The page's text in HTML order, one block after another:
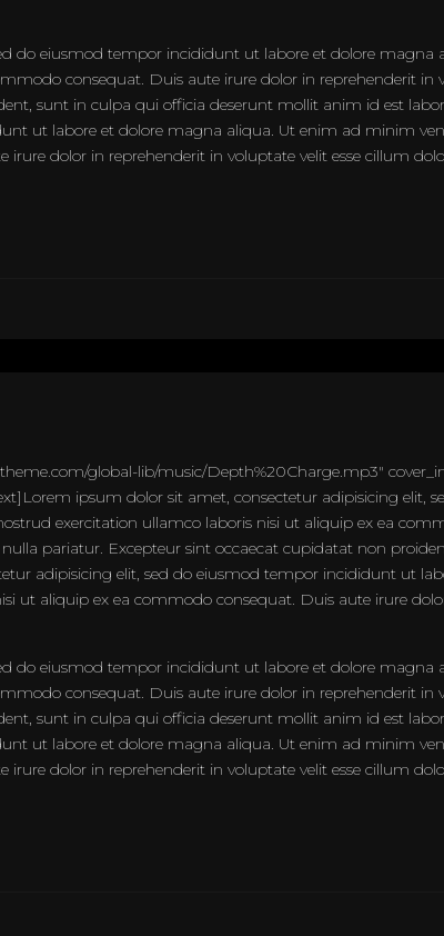
do eiusmod tempor incididunt ut labore et dolore
consequat. Duis aute irure dolor in reprehenderit in
sunt in culpa qui officia deserunt mollit anim id est
ut labore et dolore magna aliqua. Ut enim ad minim
dolor in reprehenderit in voluptate velit esse cillum
global-lib/music/Depth%20Charge.mp3″
ipsum dolor sit amet, consectetur adipisicing
exercitation ullamco laboris nisi ut aliquip ex ea
pariatur. Excepteur sint occaecat cupidatat non
adipisicing elit, sed do eiusmod tempor incididunt ut
ut aliquip ex ea commodo consequat. Duis aute irure
do eiusmod tempor incididunt ut labore et dolore
consequat. Duis aute irure dolor in reprehenderit in
sunt in culpa qui officia deserunt mollit anim id est
ut labore et dolore magna aliqua. Ut enim ad minim
dolor in reprehenderit in voluptate velit esse cillum